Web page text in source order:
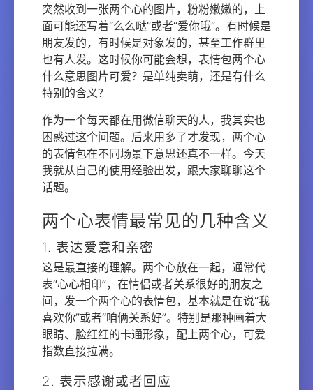
突然收到一张两个心的图片，粉粉嫩嫩的，上
面可能还写着“么么哒”或者“爱你哦”。有时候是
朋友发的，有时候是对象发的，甚至工作群里
也有人发。这时候你可能会想，表情包两个心
什么意思图片可爱？是单纯卖萌，还是有什么
特别的含义？
作为一个每天都在用微信聊天的人，我其实也
困惑过这个问题。后来用多了才发现，两个心
的表情包在不同场景下意思还真不一样。今天
我就从自己的使用经验出发，跟大家聊聊这个
话题。
两个心表情最常见的几种含义
1. 表达爱意和亲密
这是最直接的理解。两个心放在一起，通常代
表“心心相印”，在情侣或者关系很好的朋友之
间，发一个两个心的表情包，基本就是在说“我
喜欢你”或者“咱俩关系好”。特别是那种画着大
眼睛、脸红红的卡通形象，配上两个心，可爱
指数直接拉满。
2. 表示感谢或者回应